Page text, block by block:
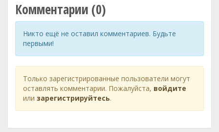
Комментарии (0)
Никто ещё не оставил комментариев. Будьте
первыми!
Только зарегистрированные пользователи могут
оставлять комментарии. Пожалуйста, войдите
или зарегистрируйтесь.